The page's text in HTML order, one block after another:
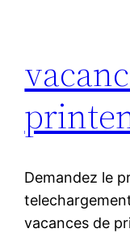
Demandez le
vacances de